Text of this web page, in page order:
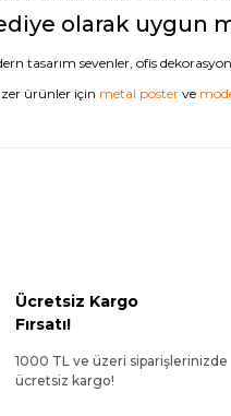
olarak uygun
tasarım sevenler, ofis
ürünler için metal posterve
Ücretsiz Kargo
Fırsatı!
1000 TL ve üzeri siparişlerinizde
ücretsiz kargo!